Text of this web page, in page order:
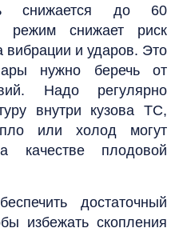
снижается до 60
режим снижает риск
вибрации и ударов. Это
нужно беречь от
Надо регулярно
внутри кузова ТС,
или холод могут
качестве плодовой
достаточный
избежать скопления